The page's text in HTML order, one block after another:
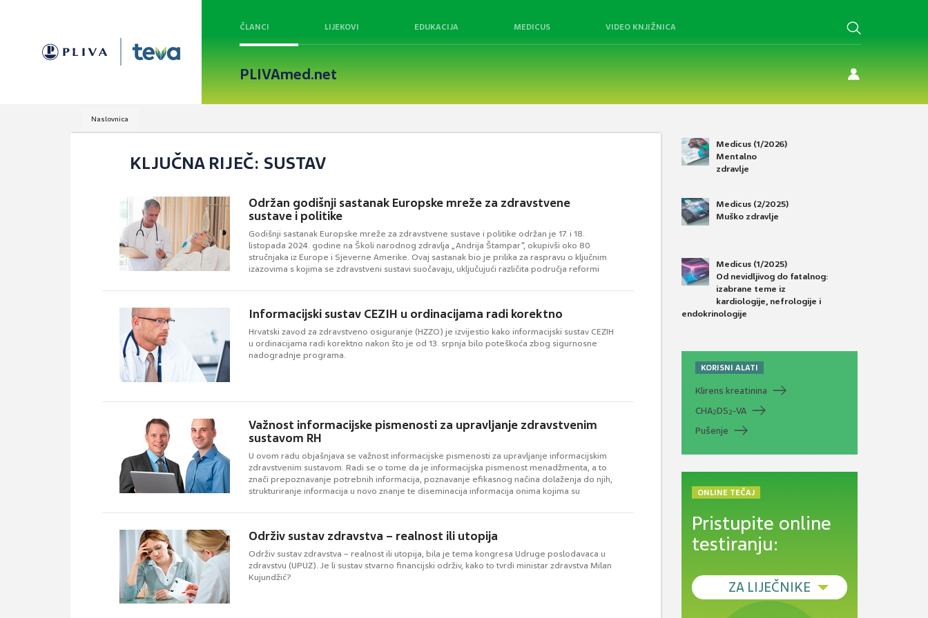
ČLANCI LIJEKOVI EDUKACIJA MEDICUS VIDEO KNJIŽNICA
PLIVAmed.net
Naslovnica
KLJUČNA RIJEČ: SUSTAV
Održan godišnji sastanak Europske mreže za zdravstvene
sustave i politike
Godišnji sastanak Europske mreže za zdravstvene sustave i politike održan je 17. i 18.
listopada 2024. godine na Školi narodnog zdravlja „Andrija Štampar“, okupivši oko 80
stručnjaka iz Europe i Sjeverne Amerike. Ovaj sastanak bio je prilika za raspravu o ključnim
izazovima s kojima se zdravstveni sustavi suočavaju, uključujući različita područja reformi
Informacijski sustav CEZIH u ordinacijama radi korektno
Hrvatski zavod za zdravstveno osiguranje (HZZO) je izvijestio kako informacijski sustav CEZIH
u ordinacijama radi korektno nakon što je od 13. srpnja bilo poteškoća zbog sigurnosne
nadogradnje programa.
Važnost informacijske pismenosti za upravljanje zdravstvenim
sustavom RH
U ovom radu objašnjava se važnost informacijske pismenosti za upravljanje informacijskim
zdravstvenim sustavom. Radi se o tome da je informacijska pismenost menadžmenta, a to
znači prepoznavanje potrebnih informacija, poznavanje efikasnog načina dolaženja do njih,
strukturiranje informacija u novo znanje te diseminacija informacija onima kojima su
Održiv sustav zdravstva – realnost ili utopija
Održiv sustav zdravstva – realnost ili utopija, bila je tema kongresa Udruge poslodavaca u
zdravstvu (UPUZ). Je li sustav stvarno financijski održiv, kako to tvrdi ministar zdravstva Milan
Kujundžić?
Medicus (1/2026)
Mentalno
zdravlje
Medicus (2/2025)
Muško zdravlje
Medicus (1/2025)
Od nevidljivog do fatalnog:
izabrane teme iz
kardiologije, nefrologije i
endokrinologije
KORISNI ALATI
Klirens kreatinina
CHA2DS2-VA
Pušenje
ONLINE TEČAJ
Pristupite online
testiranju:
ZA LIJEČNIKE